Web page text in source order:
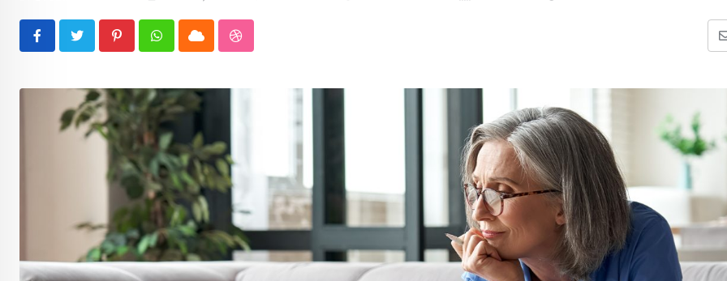
PinterestWhatsappCloud StumbleUpon